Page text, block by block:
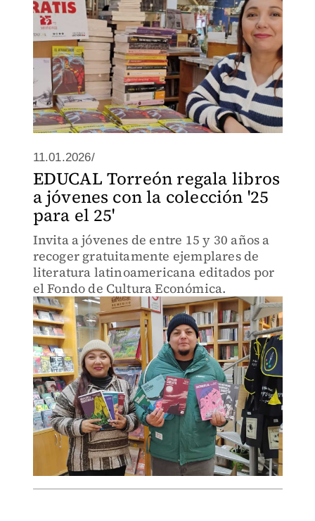
11.01.2026/
EDUCAL Torreón regala libros
a jóvenes con la colección '25
para el 25'
Invita a jóvenes de entre 15 y 30 años a
recoger gratuitamente ejemplares de
literatura latinoamericana editados por
el Fondo de Cultura Económica.